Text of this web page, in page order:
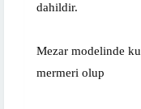
dahildir.
Mezar modelinde
mermeri olup